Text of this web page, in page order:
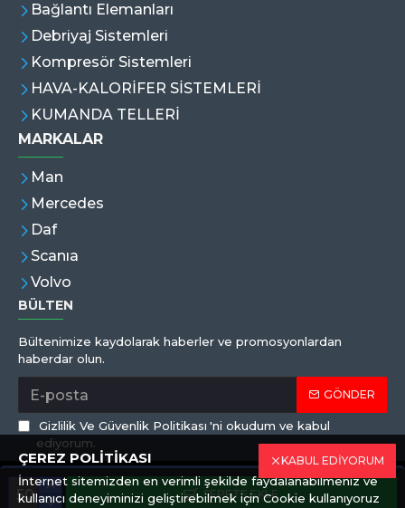
SEPETE EKLE
Bağlantı Elemanları
Debriyaj Sistemleri
Kompresör Sistemleri
HAVA-KALORİFER SİSTEMLERİ
KUMANDA TELLERİ
MARKALAR
Man
Mercedes
Daf
Scanıa
Volvo
BÜLTEN
Bültenimize kaydolarak haberler ve promosyonlardan
haberdar olun.
GÖNDER
Gizlilik Ve Güvenlik Politikası 'ni okudum ve kabul
ediyorum.
Copyright © 2019,Eren Hortum, Tüm Hakları Saklıdır
KABUL EDİYORUM
ÇEREZ POLİTİKASI
İnternet sitemizden en verimli şekilde faydalanabilmeniz ve
kullanıcı deneyiminizi geliştirebilmek için Cookie kullanıyoruz